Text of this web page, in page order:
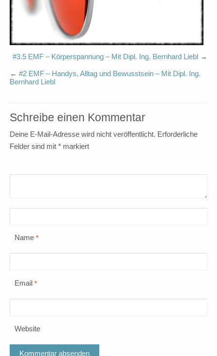
#3.5 EMF – Körperspannung – Mit Dipl. Ing. Bernhard Liebl →
← #2 EMF – Handys, Alltag und Bewusstsein – Mit Dipl. Ing.
Bernhard Liebl
Schreibe einen Kommentar
Deine E-Mail-Adresse wird nicht veröffentlicht. Erforderliche
Felder sind mit * markiert
Name *
Email *
Website